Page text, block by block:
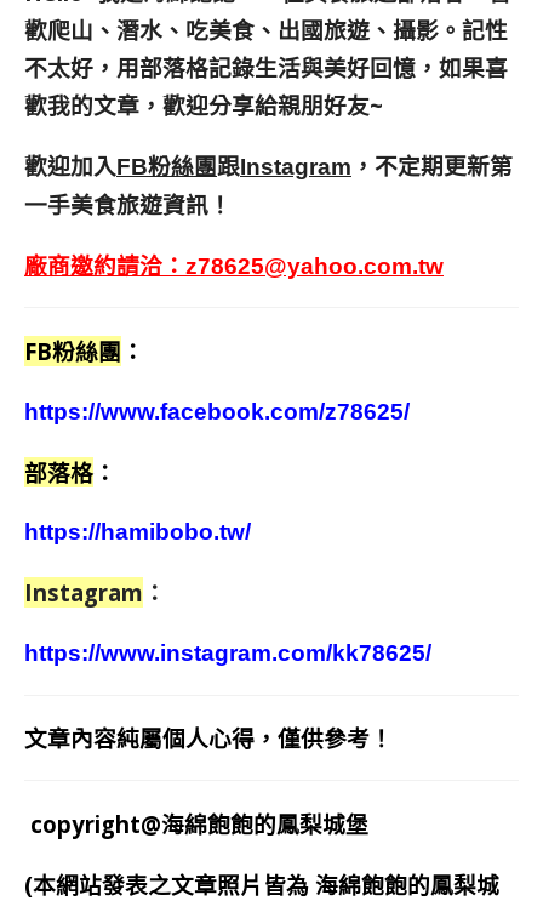
歡爬山、潛水、吃美食、出國旅遊、攝影。 記性
不太好，用部落格記錄生活與美好回憶， 如果喜
歡我的文章，歡迎分享給親朋好友~
歡迎加入FB粉絲團跟Instagram ，不定期更新第
一手美食旅遊資訊！
廠商邀約請洽： z78625@yahoo.com.tw
FB粉絲團 ：
https://www.facebook.com/z78625/
部落格 ：
https://hamibobo.tw/
Instagram ：
https://www.instagram.com/kk78625/
文章內容純屬個人心得，僅供參考！
copyright@海綿飽飽的鳳梨城堡
(本網站發表之文章照片皆為 海綿飽飽的鳳梨城